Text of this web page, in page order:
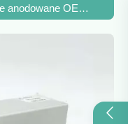
okna
anodowane OEM 6063